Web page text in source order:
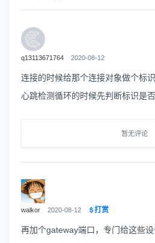
q13113671764 2020-08-12
连接的时候给那个连接对象做个标
心跳检测循环的时候先判断标识是
暂无评论
walkor 2020-08-12 打赏
再加个gateway端口，专门给这些设